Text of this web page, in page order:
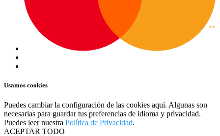
Usamos cookies
Puedes cambiar la configuración de las cookies aquí. Algunas son
necesarias para guardar tus preferencias de idioma y privacidad.
Puedes leer nuestra Política de Privacidad.
ACEPTAR TODO